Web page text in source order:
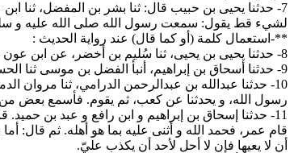
7- حدثنا يحيى بن حبيب قال: ثنا بشر بن المفضل، ثنا
لشيء قط يقول: سمعت رسول الله صلى الله عليه و
**-استعمال كلمة (أو كما قال) عند رواية الحديث :
8- حدثنا يحيى بن يحيى، ثنا سُليم بن أخضر، عن ابن عون عن محمد. أن أنس بن مالك كان إذا حدث عن النبي صلى الله عليه و سلم حديثاً، كان يقول: أو كما قال.
9- حدثنا أسحاق بن إبراهيم، أنبأ الفضل بن موسى ثنا الحسين بن واقد، عن الرديني بن أبي مجلز، عن أبيه، عن قيس بن عباد. قال: سمعت عمر يقول: من سمع حديثاً فرد كما سمع، فقد سلم.
10- حدثنا عبدالله بن عبدالرحمن الدرامي، ثنا
رسول الله، و يحدثنا عن كعب، ثم يقوم. فأسمع بعض
11- حدثنا إسحاق بن إبراهيم و ابن رافع و عبد بن
قام عمر، فحمد الله و أثنى عليه بما هو أهله. ثم قال:
أن لا يعيها فإن لا أحل لأحد أن يكذب عليّ.